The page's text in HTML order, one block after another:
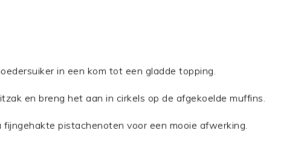
in een kom tot een gladde topping.
en breng het aan in cirkels op de afgekoelde muffins.
pistachenoten voor een mooie afwerking.